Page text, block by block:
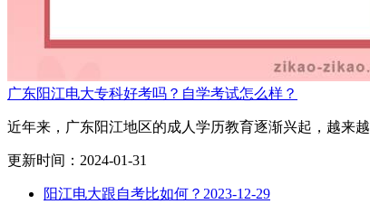
广东阳江电大专科好考吗？自学考试怎么样？
近年来，广东阳江地区的成人学历教育逐渐兴起，越来
更新时间：2024-01-31
阳江电大跟自考比如何？ 2023-12-29